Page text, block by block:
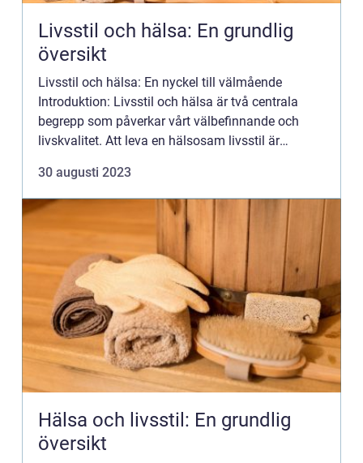
Livsstil och hälsa: En grundlig
översikt
Livsstil och hälsa: En nyckel till välmående
Introduktion: Livsstil och hälsa är två centrala
begrepp som påverkar vårt välbefinnande och
livskvalitet. Att leva en hälsosam livsstil är
mental hälsa. I denna ...
30 augusti 2023
Hälsa och livsstil: En grundlig
översikt